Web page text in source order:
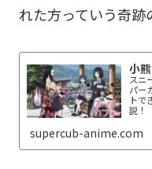
れた方っていう奇跡
小熊
スニ
パー
トで
説！
supercub-anime.com